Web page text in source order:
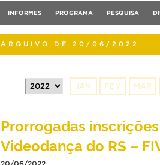
INFORMES PROGRAMA PESQUISA
ARQUIVO DE 20/06/2022
JAN FEV MAR
Prorrogadas
Videodança do RS –